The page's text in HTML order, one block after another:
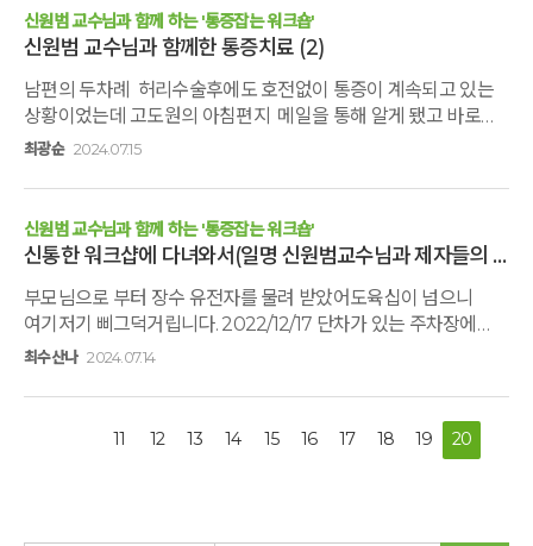
해본 포즈로 아이와 함께 찍은 사진 한장과 평생약속을 담은
수료증을 받고 뭔가를 가득 채우고 또 뭔가를 못채운 듯한
아쉬움도 함께 1박 2일의 짧은 캠프는 마무리가 되었다. 분명
사춘기 딸 아이와 둘이서 온 캠프였는데 내 마음 속에는 집에있는
것들과 너무 했던 것들을 모두 떠오르게 했고, ‘아빠로서의 나’라는
숙제를 가지고 ‘집'으로 돌아오게 되었다. 집에 도착하기 전에
노력하겠다는 마음으로 아이와 함께 액자를 골랐다. 액자에
수료증을 넣으며 마음속으로 앞으로 아이와 함께 떠올릴 네
단어를 되새겨 보았다. “기꺼이 당연히 무조건 끝까지”
찾아보았는데, 허리가 아파 119에 실려 왔던 분이 걸어 나가질
않나, 손이 어깨 위로 못 올라갔는데 몇 번의 수기로 올라가지
않나,다분히 ‘구라’(?) 냄새가 없지는 않았으나 그래도 ‘깊은 산속
옹달샘’에서 개최되는 행사로 반신반의에 신청, 참석하였습니다.
막상 강의에 들어가면서 열정적인 교수님의 강의에 한 호흡도
흐트러지지 않았습니다. 특히 막연하게 나마 알고 있었던 삼초
일본에 수차례 방문하시면서 알게 된 부분을 나누어 주시는
모습에서 봉사하는 자세의 원형의 뵈었습니다. 그 외 많은
부분에서도 교수님께서는 자신이 알고 있는 부분을 아낌없이
나누어 주시려는 모습에서 최근에 낮아지고 비아냥의 대상이 된
선생과 가르침과 삶의 모범이 되는 스승의 차이를 체감할 수
있었습니다. 마지막 인사 말미에 ‘이러면 다단계 느낌’. ‘사이비
교주’ 라는 말씀으로 제자 분들이 교수님께 지칭하는 부분을
모습을 뵈면서 존경 받으실 만한 어른을 여실히 보여 주셨습니다.
그렇게 교수님을 신뢰하면서 따르시는 제자 분들로 인하여 더욱
신원범 교수님과 함께 하는 '통증잡는 워크숍'
신원범 교수님과 함께한 통증치료 (2)
남편의 두차례 허리수술후에도 호전없이 통증이 계속되고 있는
상황이었는데 고도원의 아침편지 메일을 통해 알게 됐고 바로
남편에게 권유했는데 망설임없이 신청하자고 해서 참여하게
전달해주셔서 남편도 만족해하고 좋은경험과 더불어 건강밥상과
숲속어싱도 좋았습니다~교수님께서 몇분을 상대로
치유해주실때마다 바로 호전 반응을 보이셔서 모두 박수치며
신기해 한것도 인상 깊었습니다1박2일이 아쉬웠지만 개인적으로
힐링되는 좋은 시간 이였습니다 감사합니다 ~^^
최광순 2024.07.15
신원범 교수님과 함께 하는 '통증잡는 워크숍'
신통한 워크샵에 다녀와서(일명 신원범교수님과 제자들의 섬김 워크샵)
부모님으로 부터 장수 유전자를 물려 받았어도육십이 넘으니
여기저기 삐그덕거립니다. 2022/12/17 단차가 있는 주차장에
내려서다가 왼쪽 발을 접지르며 깔고 앉아 복숭아 뼈가 골절 되어
그런가2023년 9월 또 오른쪽 발을 심하게 접질러 고생을
했습니다. 작년 7월, 심한 어깨 통증으로 찾은
정형외과에서오른쪽 어깨<석회성 건염>과 <방아쇠수지 증후군>
최수산나 2024.07.14
11 12 13 14 15 16 17 18 19 20